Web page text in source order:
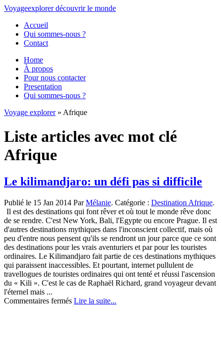
Voyageexplorer découvrirle monde
Accueil
Qui sommes-nous ?
Contact
Home
À propos
Pour nous contacter
Presentation
Qui sommes-nous ?
Voyage explorer» Afrique
Liste articles avec mot clé
Afrique
Le kilimandjaro: un défi pas si difficile
Publié le 15 Jan 2014 ParMélanie. Catégorie : Destination Afrique.
Il est des destinations qui font rêver et où tout le monde rêve donc
de se rendre. C'est New York, Bali, l'Egypte ou encore Prague. Il est
d'autres destinations mythiques dans l'inconscient collectif, mais où
peu d'entre nous pensent qu'ils se rendront un jour parce que ce sont
des destinations pour les vrais aventuriers et par pour les touristes
ordinaires. Le Kilimandjaro fait partie de ces destinations mythiques
qui paraissent inaccessibles. Et pourtant, internet pullulent de
travellogues de touristes ordinaires qui ont tenté et réussi l'ascension
du « Kili ». C'est le cas de Raphaël Richard, grand voyageur devant
l'éternel mais ...
Commentaires ferméssur
Lire la suite...